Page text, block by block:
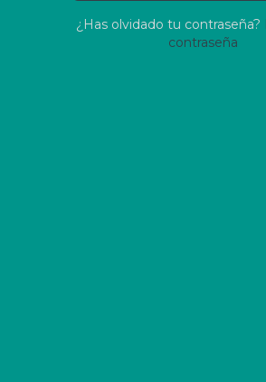
¿Has olvidado tu contraseña?
contraseña